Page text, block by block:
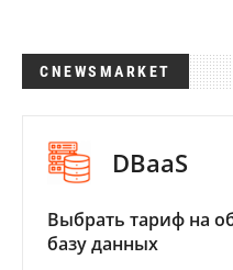
CNEWSMARKET
DBaaS
Выбрать тариф на
базу данных